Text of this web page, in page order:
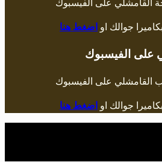
جوالك او اضغط هنا
على الفيسبوك
جوالك او اضغط هنا